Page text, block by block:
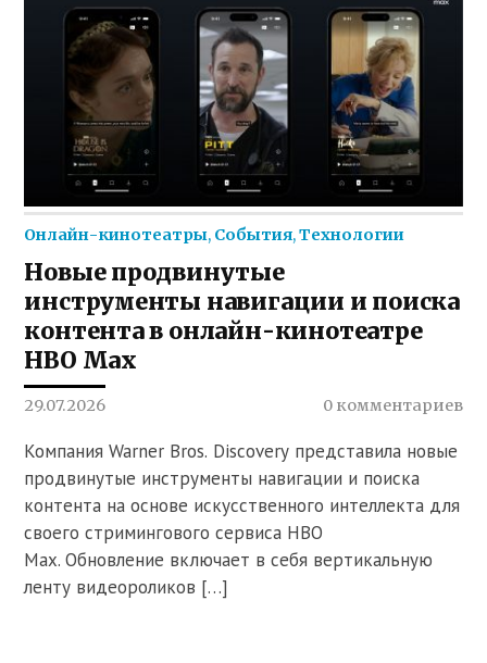
Онлайн-кинотеатры, События,Технологии
Новые продвинутые
инструменты навигации и поиска
контента в онлайн-кинотеатре
HBO Max
29.07.2026 0 комментариев
Компания Warner Bros. Discovery представила новые
продвинутые инструменты навигации и поиска
контента на основе искусственного интеллекта для
своего стримингового сервиса HBO
Max. Обновление включает в себя вертикальную
ленту видеороликов […]